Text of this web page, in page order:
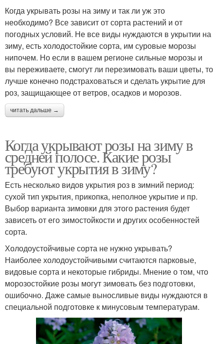
Когда укрывать розы на зиму и так ли уж это
необходимо? Все зависит от сорта растений и от
погодных условий. Не все виды нуждаются в укрытии на
зиму, есть холодостойкие сорта, им суровые морозы
нипочем. Но если в вашем регионе сильные морозы и
вы переживаете, смогут ли перезимовать ваши цветы, то
лучше конечно подстраховаться и сделать укрытие для
роз, защищающее от ветров, осадков и морозов.
читать дальше →
Когда укрывают розы на зиму в
средней полосе. Какие розы
требуют укрытия в зиму?
Есть несколько видов укрытия роз в зимний период:
сухой тип укрытия, прикопка, неполное укрытие и пр.
Выбор варианта зимовки для этого растения будет
зависеть от его зимостойкости и других особенностей
сорта.
Холодоустойчивые сорта не нужно укрывать?
Наиболее холодоустойчивыми считаются парковые,
видовые сорта и некоторые гибриды. Мнение о том, что
морозостойкие розы могут зимовать без подготовки,
ошибочно. Даже самые выносливые виды нуждаются в
специальной подготовке к минусовым температурам.